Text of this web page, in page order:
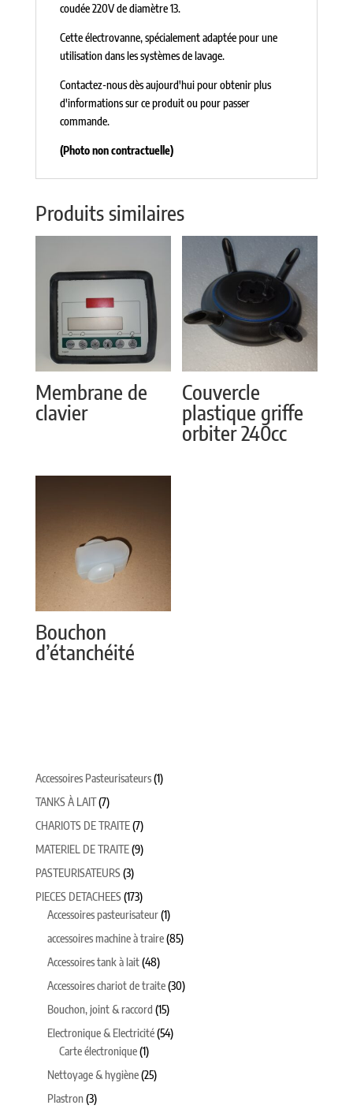
coudée 220V de diamètre 13.
Cette électrovanne, spécialement adaptée pour une
utilisation dans les systèmes de lavage.
Contactez-nous dès aujourd'hui pour obtenir plus
d'informations sur ce produit ou pour passer
commande.
(Photo non contractuelle)
Produits similaires
Membrane de
clavier
Couvercle
plastique griffe
orbiter 240cc
Bouchon
d’étanchéité
Accessoires Pasteurisateurs 11
TANKS À LAIT 77
produits
CHARIOTS DE TRAITE 77
produits
MATERIEL DE TRAITE 99
PASTEURISATEURS 33
produits
PIECES DETACHEES 173173
produits
Accessoires pasteurisateur 11
produit
accessoires machine à traire 8585
Accessoires tank à lait 4848
produits
Accessoires chariot de traite 3030
Bouchon, joint & raccord 1515
produits
Electronique & Electricité 5454
Carte électronique 11
produit
Nettoyage & hygiène 2525
Plastron 33